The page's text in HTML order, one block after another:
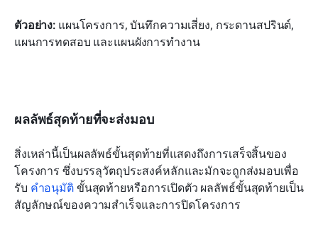
ตัวอย่าง: แผนโครงการ, บันทึกความเสี่ยง, กระดานสปรินต์,
แผนการทดสอบ และแผนผังการทำงาน
ผลลัพธ์สุดท้ายที่จะส่งมอบ
สิ่งเหล่านี้เป็นผลลัพธ์ขั้นสุดท้ายที่แสดงถึงการเสร็จสิ้นของ
โครงการ ซึ่งบรรลุวัตถุประสงค์หลักและมักจะถูกส่งมอบเพื่อ
รับ คำอนุมัติ ขั้นสุดท้ายหรือการเปิดตัว ผลลัพธ์ขั้นสุดท้ายเป็น
สัญลักษณ์ของความสำเร็จและการปิดโครงการ